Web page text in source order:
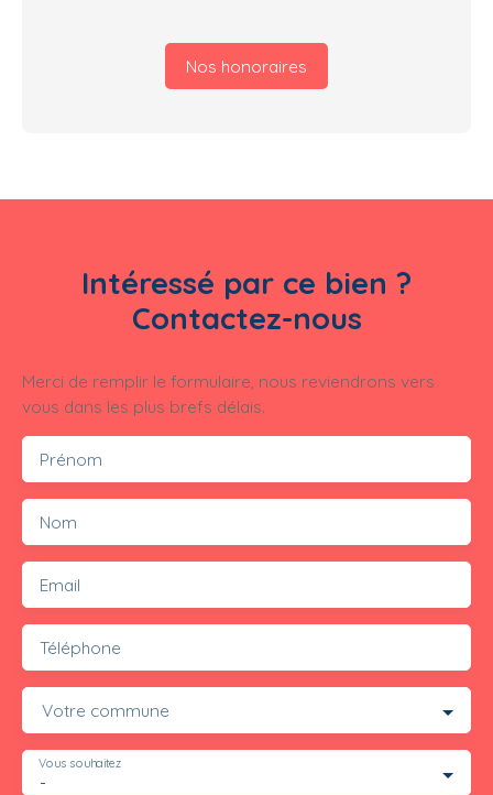
Nos honoraires
Intéressé par ce bien ?
Contactez-nous
Merci de remplir le formulaire, nous reviendrons vers
vous dans les plus brefs délais.
Prénom
Nom
Email
Téléphone
Votre commune
-
Vous souhaitez